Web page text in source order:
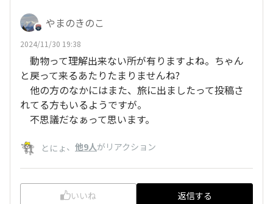
やまのきのこ
2024/11/30 19:38
動物って理解出来ない所が有りますよね。ちゃん
と戻って来るあたりたまりませんね?
他の方のなかにはまた、旅に出ましたって投稿さ
れてる方もいるようですが。
不思議だなぁって思います。
とにょ、 他9人がリアクション
いいね 返信する